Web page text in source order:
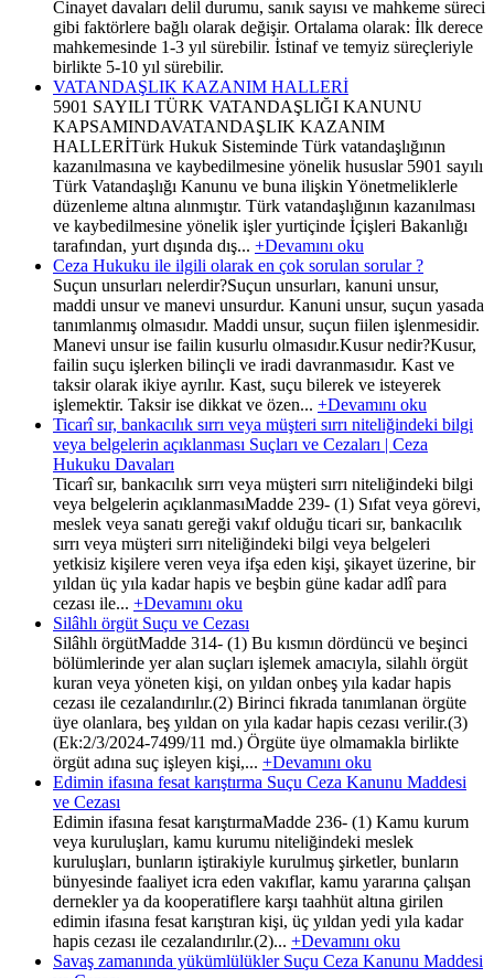
Cinayet davaları delil durumu, sanık sayısı ve mahkeme süreci
gibi faktörlere bağlı olarak değişir. Ortalama olarak: İlk derece
mahkemesinde 1-3 yıl sürebilir. İstinaf ve temyiz süreçleriyle
birlikte 5-10 yıl sürebilir.
VATANDAŞLIK KAZANIM HALLERİ
5901 SAYILI TÜRK VATANDAŞLIĞI KANUNU
KAPSAMINDAVATANDAŞLIK KAZANIM
HALLERİTürk Hukuk Sisteminde Türk vatandaşlığının
kazanılmasına ve kaybedilmesine yönelik hususlar 5901 sayılı
Türk Vatandaşlığı Kanunu ve buna ilişkin Yönetmeliklerle
düzenleme altına alınmıştır. Türk vatandaşlığının kazanılması
ve kaybedilmesine yönelik işler yurtiçinde İçişleri Bakanlığı
tarafından, yurt dışında dış... +Devamını oku
Ceza Hukuku ile ilgili olarak en çok sorulan sorular ?
Suçun unsurları nelerdir?Suçun unsurları, kanuni unsur,
maddi unsur ve manevi unsurdur. Kanuni unsur, suçun yasada
tanımlanmış olmasıdır. Maddi unsur, suçun fiilen işlenmesidir.
Manevi unsur ise failin kusurlu olmasıdır.Kusur nedir?Kusur,
failin suçu işlerken bilinçli ve iradi davranmasıdır. Kast ve
taksir olarak ikiye ayrılır. Kast, suçu bilerek ve isteyerek
işlemektir. Taksir ise dikkat ve özen... +Devamını oku
Ticarî sır, bankacılık sırrı veya müşteri sırrı niteliğindeki bilgi
veya belgelerin açıklanması Suçları ve Cezaları | Ceza
Hukuku Davaları
Ticarî sır, bankacılık sırrı veya müşteri sırrı niteliğindeki bilgi
veya belgelerin açıklanmasıMadde 239- (1) Sıfat veya görevi,
meslek veya sanatı gereği vakıf olduğu ticari sır, bankacılık
sırrı veya müşteri sırrı niteliğindeki bilgi veya belgeleri
yetkisiz kişilere veren veya ifşa eden kişi, şikayet üzerine, bir
yıldan üç yıla kadar hapis ve beşbin güne kadar adlî para
cezası ile... +Devamını oku
Silâhlı örgüt Suçu ve Cezası
Silâhlı örgütMadde 314- (1) Bu kısmın dördüncü ve beşinci
bölümlerinde yer alan suçları işlemek amacıyla, silahlı örgüt
kuran veya yöneten kişi, on yıldan onbeş yıla kadar hapis
cezası ile cezalandırılır.(2) Birinci fıkrada tanımlanan örgüte
üye olanlara, beş yıldan on yıla kadar hapis cezası verilir.(3)
(Ek:2/3/2024-7499/11 md.) Örgüte üye olmamakla birlikte
örgüt adına suç işleyen kişi,... +Devamını oku
Edimin ifasına fesat karıştırma Suçu Ceza Kanunu Maddesi
ve Cezası
Edimin ifasına fesat karıştırmaMadde 236- (1) Kamu kurum
veya kuruluşları, kamu kurumu niteliğindeki meslek
kuruluşları, bunların iştirakiyle kurulmuş şirketler, bunların
bünyesinde faaliyet icra eden vakıflar, kamu yararına çalışan
dernekler ya da kooperatiflere karşı taahhüt altına girilen
edimin ifasına fesat karıştıran kişi, üç yıldan yedi yıla kadar
hapis cezası ile cezalandırılır.(2)... +Devamını oku
Savaş zamanında yükümlülükler Suçu Ceza Kanunu Maddesi